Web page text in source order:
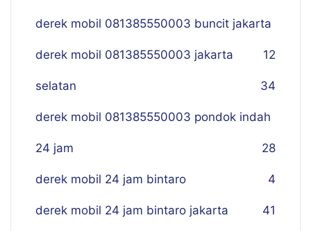
derek mobil 081385550003 buncit jakarta
12
derek mobil 081385550003 jakarta
selatan 34
derek mobil 081385550003 pondok indah
24 jam 28
derek mobil 24 jam bintaro 4
derek mobil 24 jam bintaro jakarta 41